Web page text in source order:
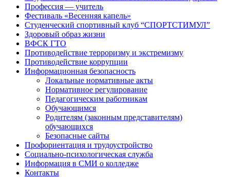
Профессия — учитель
Фестиваль «Весенняя капель»
Студенческий спортивный клуб “СПОРТСТИМУЛ”
Здоровый образ жизни
ВФСК ГТО
Противодействие терроризму и экстремизму
Противодействие коррупции
Информационная безопасность
Локальные нормативные акты
Нормативное регулирование
Педагогическим работникам
Обучающимся
Родителям (законным представителям)
обучающихся
Безопасные сайты
Профориентация и трудоустройство
Социально-психологическая служба
Информация в СМИ о колледже
Контакты